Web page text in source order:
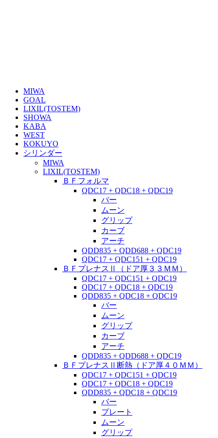
MIWA
GOAL
LIXIL(TOSTEM)
SHOWA
KABA
WEST
KOKUYO
シリンダー
MIWA
LIXIL(TOSTEM)
ＢＦフォルマ
QDC17 + QDC18 + QDC19
バー
ムーン
グリップ
カーブ
アーチ
QDD835 + QDD688 + QDC19
QDC17 + QDC151 + QDC19
ＢＦプレナスⅡ（ドア厚３３ＭＭ）
QDC17 + QDC151 + QDC19
QDC17 + QDC18 + QDC19
QDD835 + QDC18 + QDC19
バー
ムーン
グリップ
カーブ
アーチ
QDD835 + QDD688 + QDC19
ＢＦプレナスⅡ断熱（ドア厚４０ＭＭ）
QDC17 + QDC151 + QDC19
QDC17 + QDC18 + QDC19
QDD835 + QDC18 + QDC19
バー
プレート
ムーン
グリップ